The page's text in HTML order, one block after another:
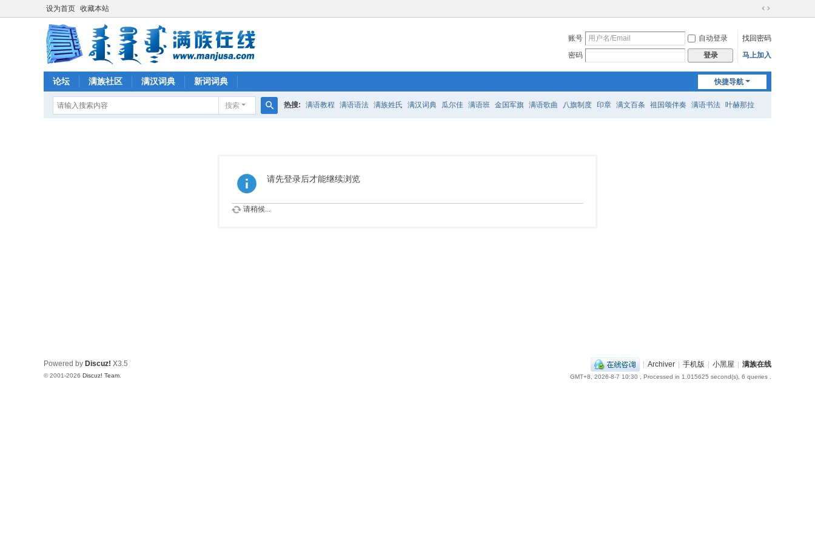
设为首页 收藏本站
切
到
宽
账号 自动登录
找回密码
密码
登录 马上加入
快捷导航
论坛 满族社区 满汉词典 新词词典
搜索 热搜: 满语教程 满语语法 满族姓氏 满汉词典 瓜尔佳 满语班 金国军旗 满语歌曲 八旗制度 印章 满文百条 祖国颂伴奏 满语书法 叶赫那拉
请先登录后才能继续浏览
请稍候...
| Archiver | 手机版 | 小黑屋 | 满族在线
GMT+8, 2026-8-7 10:30 , Processed in 1.015625 second(s), 6 queries .
Powered by Discuz! X3.5
© 2001-2026 Discuz! Team